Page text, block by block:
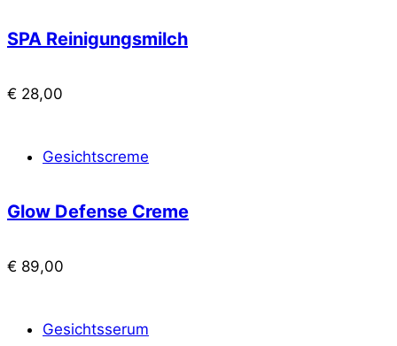
SPA Reinigungsmilch
€ 28,00
Gesichtscreme
Glow Defense Creme
€ 89,00
Gesichtsserum